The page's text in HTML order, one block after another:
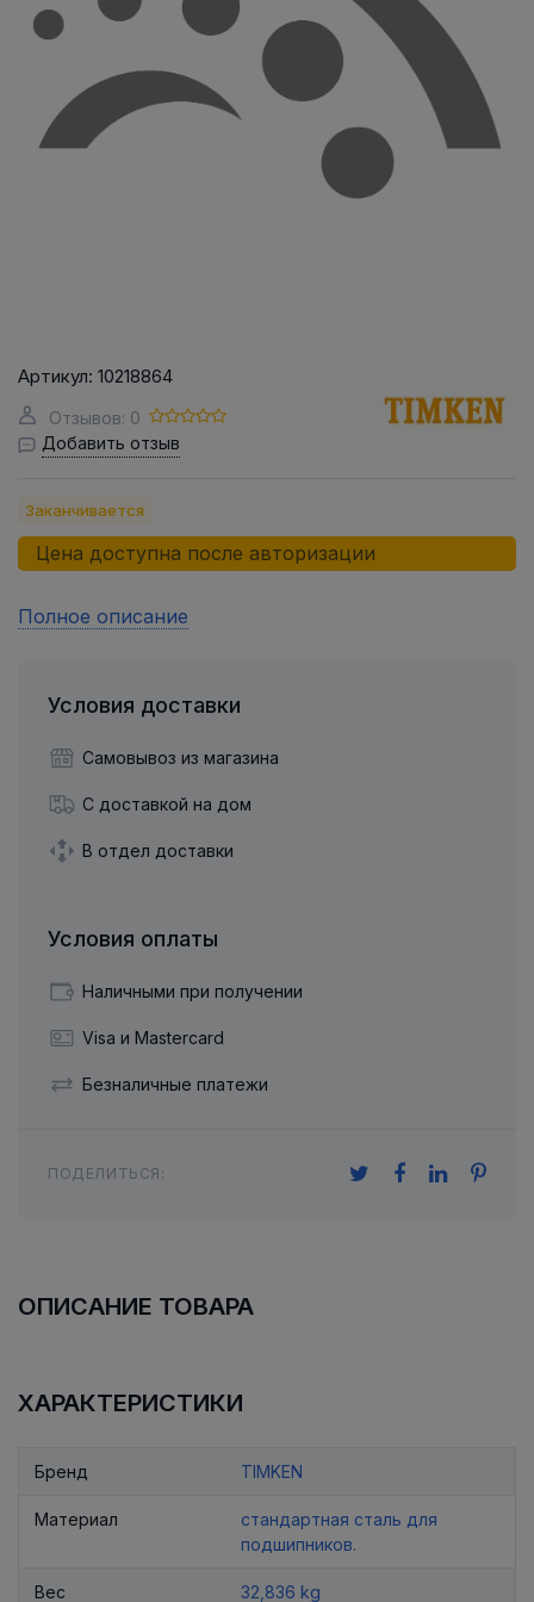
Артикул: 10218864
Отзывов: 0
Добавить отзыв
Заканчивается
Цена доступна после авторизации
Полное описание
Условия доставки
Самовывоз из магазина
С доставкой на дом
В отдел доставки
Условия оплаты
Наличными при получении
Visa и Mastercard
Безналичные платежи
ПОДЕЛИТЬСЯ:
ОПИСАНИЕ ТОВАРА
ХАРАКТЕРИСТИКИ
Бренд TIMKEN
Материал
стандартная сталь для
подшипников.
Вес 32,836 kg